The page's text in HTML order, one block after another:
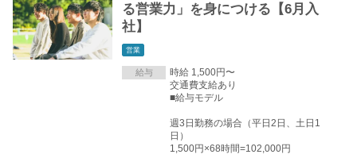
る営業力」を身につける【6月入
社】
営業
給与
時給 1,500円〜
交通費支給あり
■給与モデル
週3日勤務の場合（平日2日、土日1
日）
1,500円×68時間=102,000円